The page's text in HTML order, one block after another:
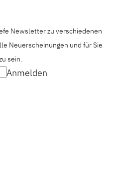
Newsletter zu verschiedenen
Neuerscheinungen und für Sie
sein.
Anmelden